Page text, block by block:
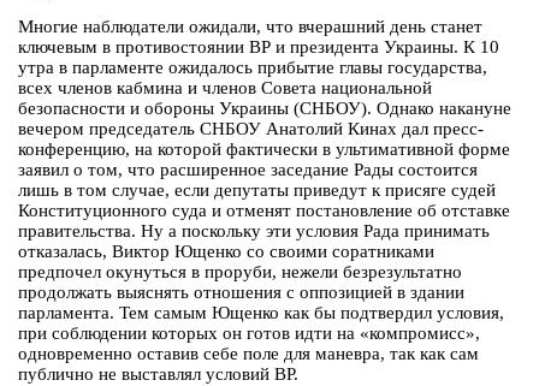
Многие наблюдатели ожидали, что вчерашний день станет
ключевым в противостоянии ВР и президента Украины. К 10
утра в парламенте ожидалось прибытие главы государства,
всех членов кабмина и членов Совета национальной
безопасности и обороны Украины (СНБОУ). Однако накануне
вечером председатель СНБОУ Анатолий Кинах дал пресс-
конференцию, на которой фактически в ультимативной форме
заявил о том, что расширенное заседание Рады состоится
лишь в том случае, если депутаты приведут к присяге судей
Конституционного суда и отменят постановление об отставке
правительства. Ну а поскольку эти условия Рада принимать
отказалась, Виктор Ющенко со своими соратниками
предпочел окунуться в проруби, нежели безрезультатно
продолжать выяснять отношения с оппозицией в здании
парламента. Тем самым Ющенко как бы подтвердил условия,
при соблюдении которых он готов идти на «компромисс»,
одновременно оставив себе поле для маневра, так как сам
публично не выставлял условий ВР.